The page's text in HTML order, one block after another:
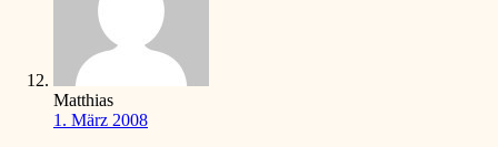
Matthias
1. März 2008